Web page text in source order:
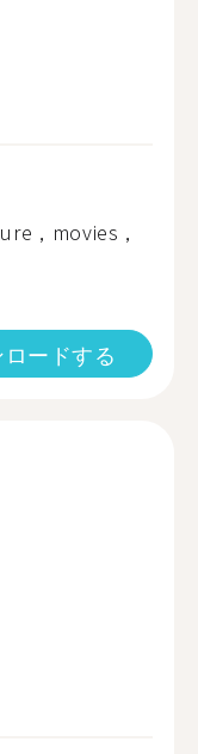
，movies，
ードする